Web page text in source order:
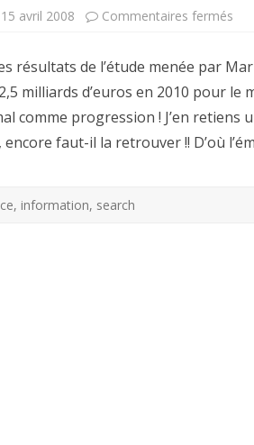
15 avril 2008 Commentaires fermés
:
2,5
en
résultats de l’étude menée par
milliards d’euros en 2010 pour le
comme progression ! J’en retiens
faut-il la retrouver !! D’où
, information, search